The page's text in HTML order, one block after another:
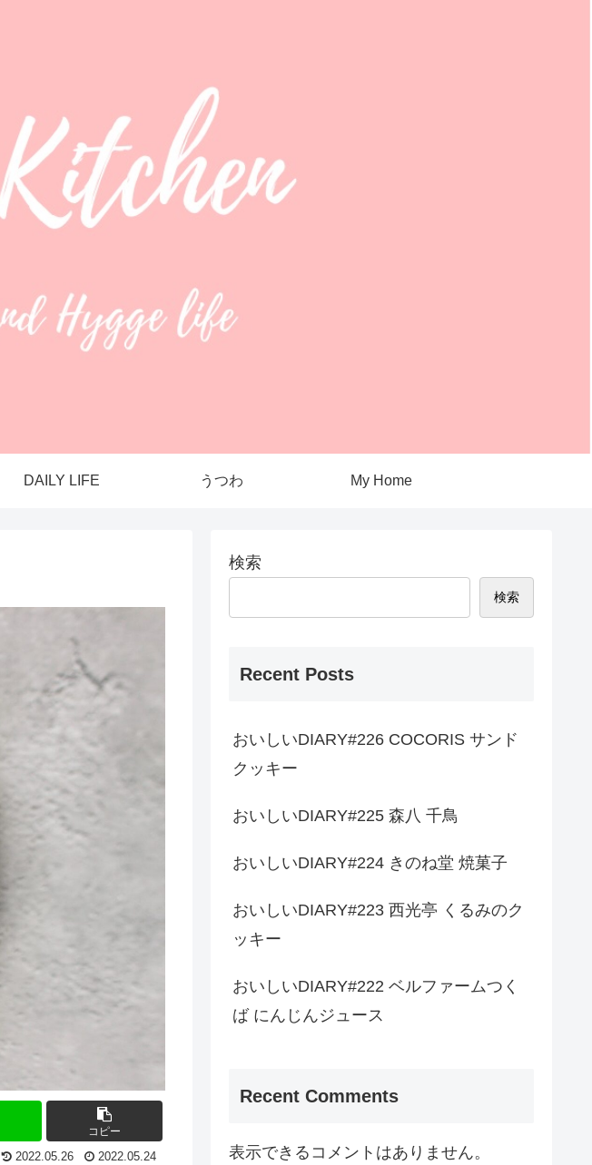
DAILY LIFE うつわ My Home
コピー
2022.05.26 2022.05.24
検索
検索
Recent Posts
おいしいDIARY#226 COCORIS サンド
クッキー
おいしいDIARY#225 森八 千鳥
おいしいDIARY#224 きのね堂 焼菓子
おいしいDIARY#223 西光亭 くるみのク
ッキー
おいしいDIARY#222 ベルファームつく
ば にんじんジュース
Recent Comments
表示できるコメントはありません。